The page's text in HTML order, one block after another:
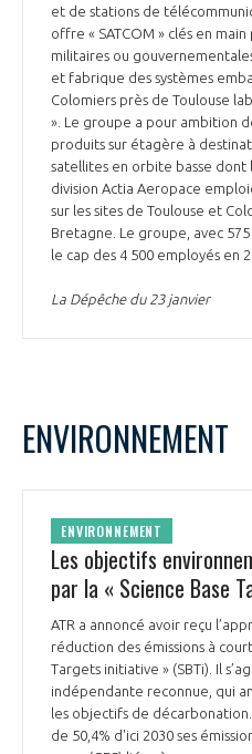
et de stations de
offre « SATCOM » clés en
militaires ou
et fabrique des systèmes
Colomiers près de Toulouse
». Le groupe a pour ambition
produits sur étagère à
satellites en orbite basse dont
division Actia Aeropace
sur les sites de Toulouse et
Bretagne. Le groupe, avec
le cap des 4 500 employés en
La Dépêche du 23 janvier
ENVIRONNEMENT
ENVIRONNEMENT
Les objectifs
par la « Science Base
ATR a annoncé avoir reçu
réduction des émissions à
Targets initiative » (SBTi). Il
indépendante reconnue, qui
les objectifs de
de 50,4% d'ici 2030 ses